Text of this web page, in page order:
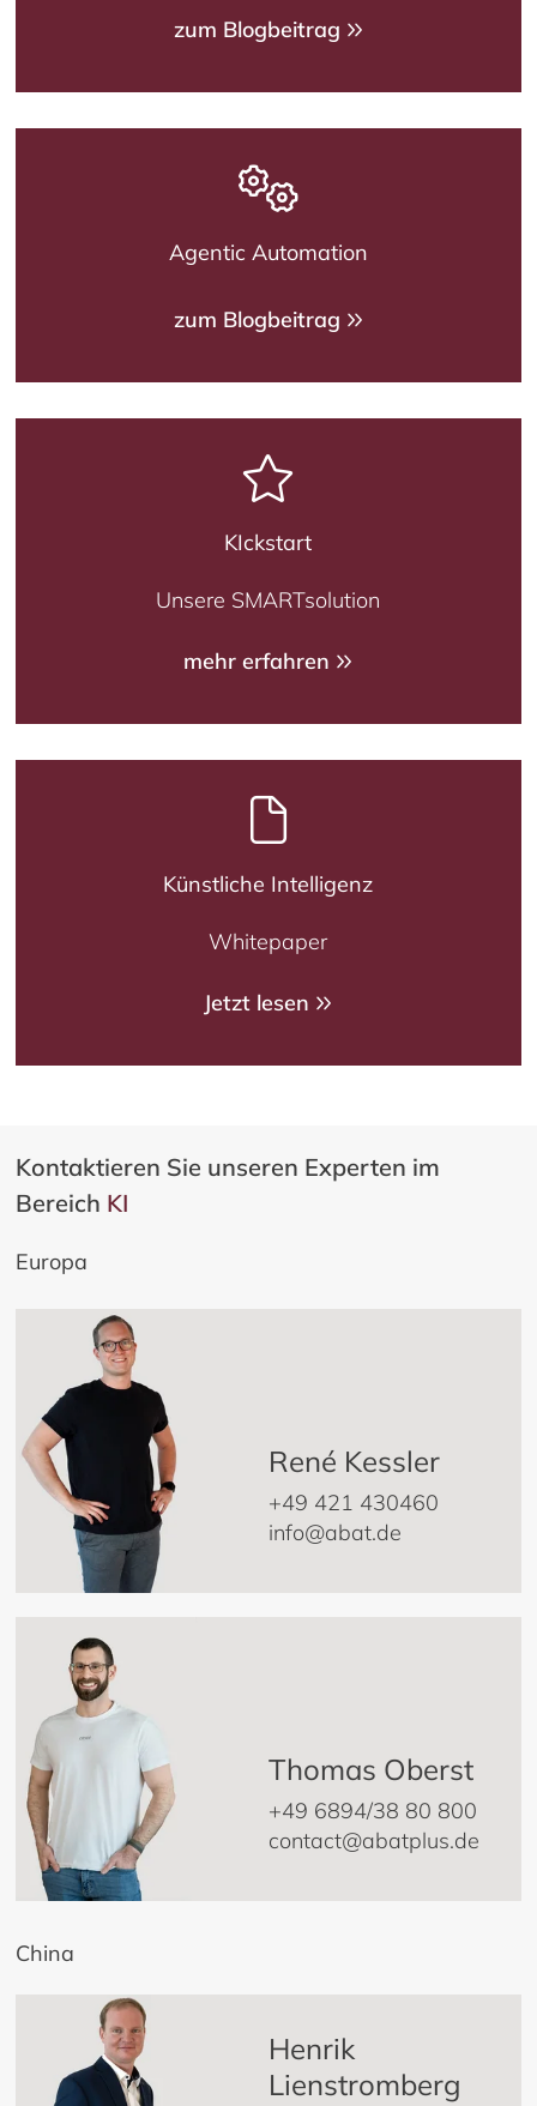
zum Blogbeitrag
Agentic Automation
zum Blogbeitrag
KIckstart
Unsere SMARTsolution
mehr erfahren
Künstliche Intelligenz
Whitepaper
Jetzt lesen
Kontaktieren Sie unseren Experten im
Bereich KI
Europa
René Kessler
+49 421 430460
info@abat.de
Thomas Oberst
+49 6894/38 80 800
contact@abatplus.de
China
Henrik
Lienstromberg